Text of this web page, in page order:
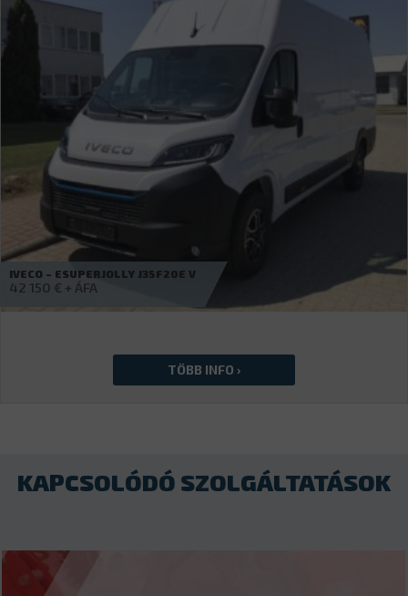
IVECO – DAILY 35S16B D
Érdeklődjön
KAPCSOLÓDÓ SZOLGÁLTATÁSOK